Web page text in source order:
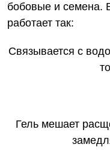
бобовые и семена.
работает так:
Связывается с
Гель мешает